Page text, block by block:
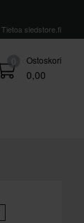
Tietoa sledstore.fi
0 Ostoskori
0,00